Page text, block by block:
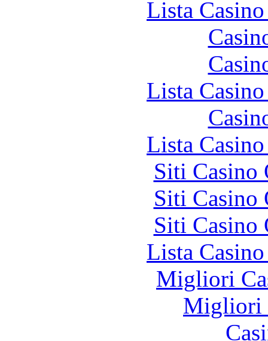
Lista
Lista
Lista
Siti Casino
Siti Casino
Siti Casino
Lista
Migliori
Migliori